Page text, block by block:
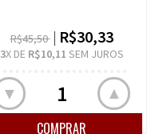
R$45,50 R$30,33
3X DE R$10,11 SEM JUROS
▲
▼